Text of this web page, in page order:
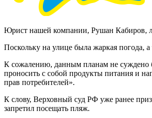
Юрист нашей компании, Рушан Кабиров,
Поскольку на улице была жаркая погода,
К сожалению, данным планам не суждено
проносить с собой продукты питания и
прав потребителей».
К слову, Верховный суд РФ уже ранее
запретил посещать пляж.